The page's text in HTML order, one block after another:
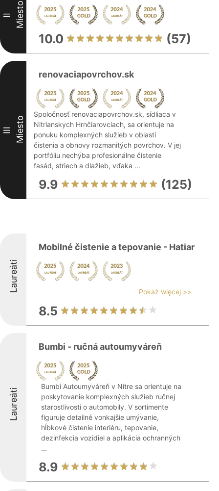
II Miesto
10.0 (57)
III Miesto
renovaciapovrchov.sk
Spoločnosť renovaciapovrchov.sk, sídliaca v
Nitrianskych Hrnčiarovciach, sa orientuje na
ponuku komplexných služieb v oblasti
čistenia a obnovy rozmanitých povrchov. V jej
portfóliu nechýba profesionálne čistenie
fasád, striech a dlažieb, vďaka ...
9.9 (125)
Laureáti
Mobilné čistenie a tepovanie - Hatiar
Pokaż więcej >>
8.5
Laureáti
Bumbi - ručná autoumyváreň
Bumbi Autoumyváreň v Nitre sa orientuje na
poskytovanie komplexných služieb ručnej
starostlivosti o automobily. V sortimente
figuruje detailné vonkajšie umývanie,
hĺbkové čistenie interiéru, tepovanie,
dezinfekcia vozidiel a aplikácia ochranných
...
8.9